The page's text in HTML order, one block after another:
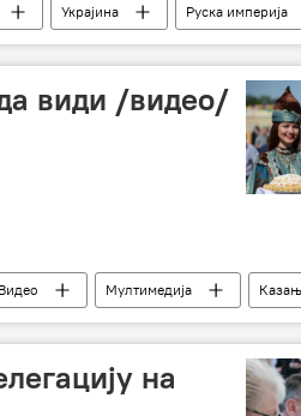
Украјина
Руска империја
кримски Татари
види /видео/
Видео Мултимедија
Казањ
Култура
на